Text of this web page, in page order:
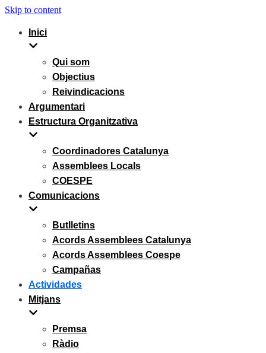
Skip to content
Inici
Qui som
Objectius
Reivindicacions
Argumentari
Estructura Organitzativa
Coordinadores Catalunya
Assemblees Locals
COESPE
Comunicacions
Butlletins
Acords Assemblees Catalunya
Acords Assemblees Coespe
Campañas
Actividades
Mitjans
Premsa
Ràdio